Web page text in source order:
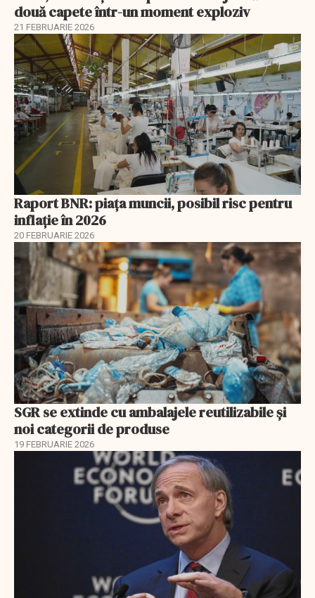
două capete într-un moment exploziv
21 FEBRUARIE 2026
Raport BNR: piața muncii, posibil risc pentru
inflație în 2026
20 FEBRUARIE 2026
SGR se extinde cu ambalajele reutilizabile și
noi categorii de produse
19 FEBRUARIE 2026